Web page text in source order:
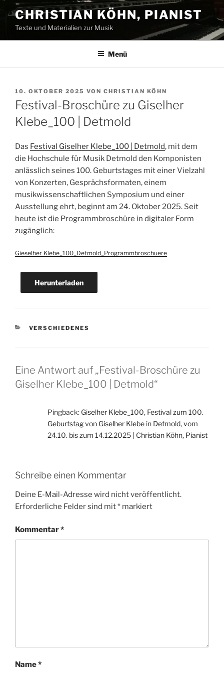
Inhalt
springen
CHRISTIAN KÖHN, PIANIST
Texte und Materialien zur Musik
Menü
VERÖFFENTLICHT
AM
10. OKTOBER 2025 VON CHRISTIAN KÖHN
Festival-Broschüre zu Giselher
Klebe_100 | Detmold
Das Festival Giselher Klebe_100 | Detmold, mit dem
die Hochschule für Musik Detmold den Komponisten
anlässlich seines 100. Geburtstages mit einer Vielzahl
von Konzerten, Gesprächsformaten, einem
musikwissenschaftlichen Symposium und einer
Ausstellung ehrt, beginnt am 24. Oktober 2025. Seit
heute ist die Programmbroschüre in digitaler Form
zugänglich:
Gieselher Klebe_100_Detmold_Programmbroschuere
Herunterladen
KATEGORIEN
VERSCHIEDENES
Eine Antwort auf „Festival-Broschüre zu
Giselher Klebe_100 | Detmold“
Pingback: Giselher Klebe_100, Festival zum 100.
Geburtstag von Giselher Klebe in Detmold, vom
24.10. bis zum 14.12.2025 | Christian Köhn, Pianist
Schreibe einen Kommentar
Deine E-Mail-Adresse wird nicht veröffentlicht.
Erforderliche Felder sind mit* markiert
Kommentar*
Name*